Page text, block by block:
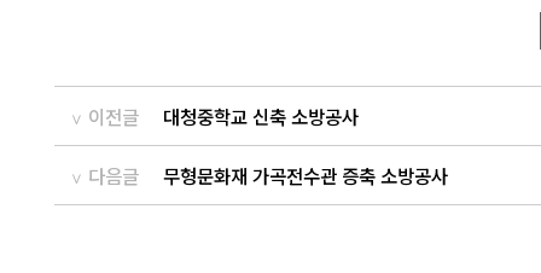
이전글 대청중학교 신축 소방공사
다음글 무형문화재 가곡전수관 증축 소방공사